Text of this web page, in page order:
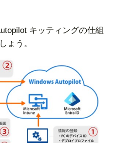
キッティングの仕組
ょう。